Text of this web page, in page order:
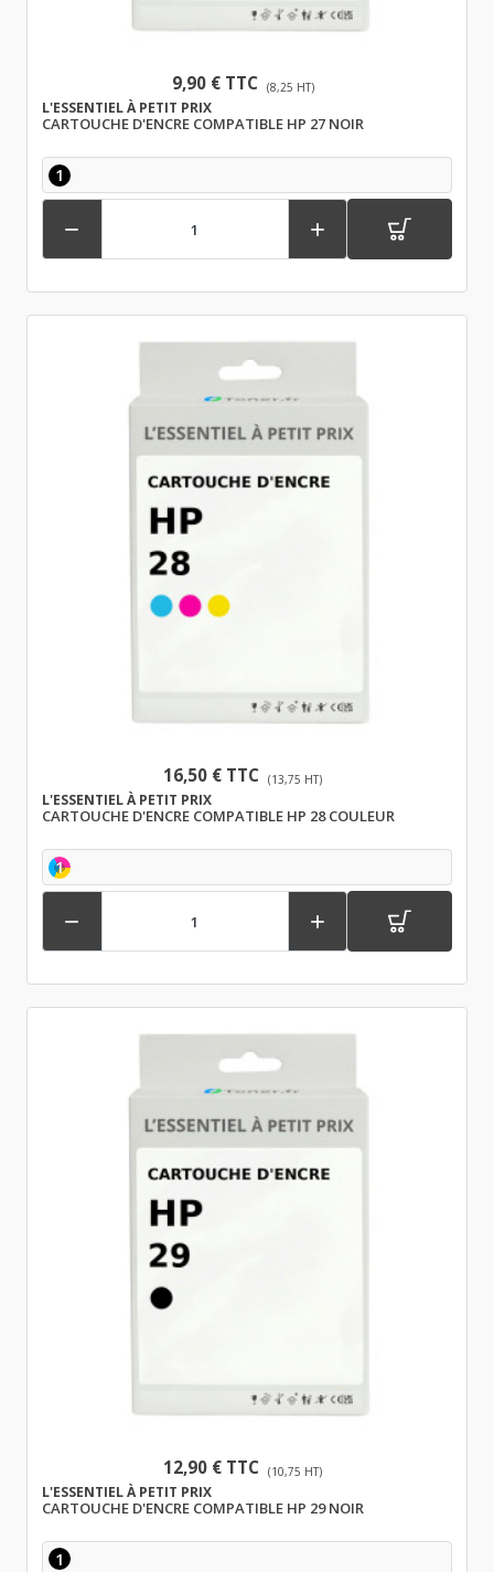
9,90 € TTC (8,25 HT)
L'ESSENTIEL À PETIT PRIX
CARTOUCHE D'ENCRE COMPATIBLE HP 27 NOIR
1
 
16,50 € TTC (13,75 HT)
L'ESSENTIEL À PETIT PRIX
CARTOUCHE D'ENCRE COMPATIBLE HP 28 COULEUR
1
 
12,90 € TTC (10,75 HT)
L'ESSENTIEL À PETIT PRIX
CARTOUCHE D'ENCRE COMPATIBLE HP 29 NOIR
1